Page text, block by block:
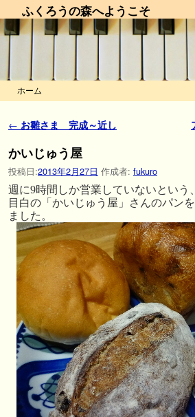
ふくろうの森へようこそ
ホーム
投稿ナビゲーション
← お雛さま 完成～近し
かいじゅう屋
投稿日:2013年2月27日 作成者: fukuro
週に9時間しか営業していないという
目白の「かいじゅう屋」さんのパン
ました。